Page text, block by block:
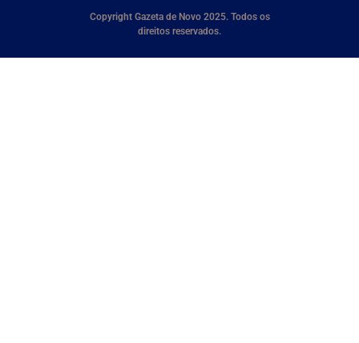
Copyright Gazeta de Novo 2025. Todos os
direitos reservados.